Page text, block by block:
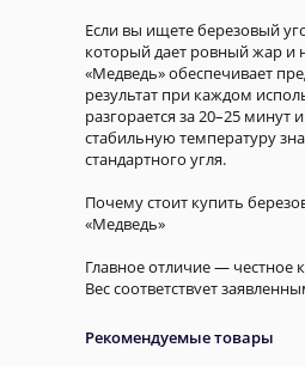
Если вы ищете березовый
который дает ровный жар и
«Медведь» обеспечивает
результат при каждом
разгорается за 20–25 минут
стабильную температуру
стандартного угля.
Почему стоит купить
«Медведь»
Главное отличие — честное
Вес соответствует
упаковки. Это позволяет
расход угля и снижает
Рекомендуемые товары